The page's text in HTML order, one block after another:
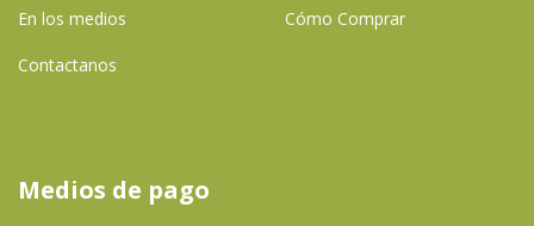
En los medios Cómo Comprar
Contactanos
Medios de pago